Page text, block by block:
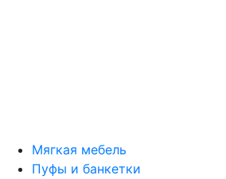
Мягкая мебель
Пуфы и банкетки